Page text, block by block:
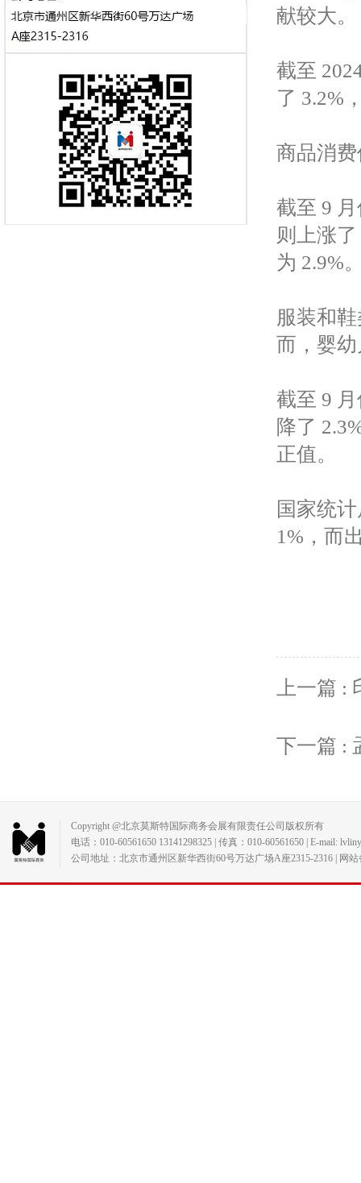
献较大。
截至
了 3.2%
商品消费
截至 9
则上涨
为 2.9%
服装和
而，婴
截至 9
降了
正值。
国家统
1%，而
上一篇
下一篇 :
Copyright @北京莫斯特国际商务会展有限责任公司版权所有
电话：010-60561650 13141298325 | 传真：010-60561650 | E-mail:
公司地址：北京市通州区新华西街60号万达广场A座2315-2316 | 网